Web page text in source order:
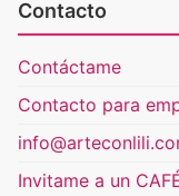
Contacto
Contáctame
Contacto para
Invitame a un